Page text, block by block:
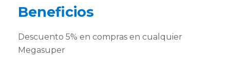
Beneficios
Descuento 5% en compras en cualquier
Megasuper